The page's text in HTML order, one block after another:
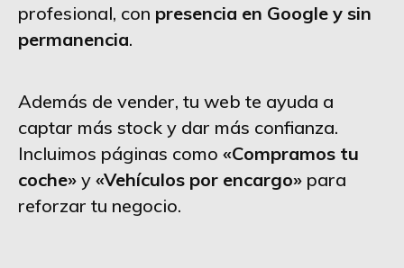
profesional, con presencia en Google y sin
permanencia.
Además de vender, tu web te ayuda a
captar más stock y dar más confianza.
Incluimos páginas como «Compramos tu
coche» y «Vehículos por encargo» para
reforzar tu negocio.